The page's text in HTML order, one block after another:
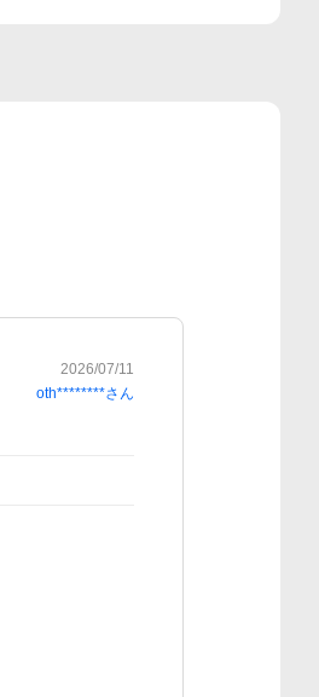
2026/07/11
oth********さん